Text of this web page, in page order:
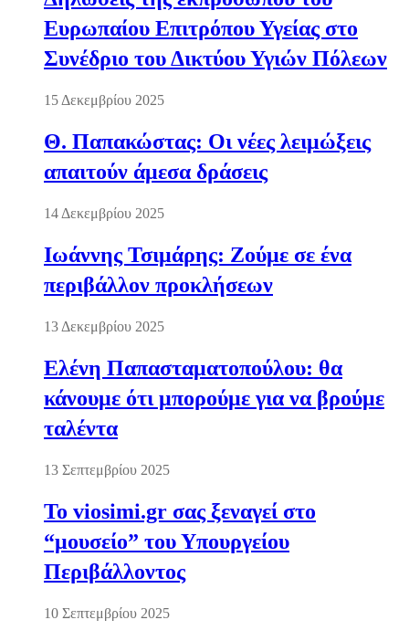
Ευρωπαίου Επιτρόπου Υγείας στο
Συνέδριο του Δικτύου Υγιών Πόλεων
15 Δεκεμβρίου 2025
Θ. Παπακώστας: Οι νέες λειμώξεις
απαιτούν άμεσα δράσεις
14 Δεκεμβρίου 2025
Ιωάννης Τσιμάρης: Ζούμε σε ένα
περιβάλλον προκλήσεων
13 Δεκεμβρίου 2025
Ελένη Παπασταματοπούλου: θα
κάνουμε ότι μπορούμε για να βρούμε
ταλέντα
13 Σεπτεμβρίου 2025
Το viosimi.gr σας ξεναγεί στο
“μουσείο” του Υπουργείου
Περιβάλλοντος
10 Σεπτεμβρίου 2025